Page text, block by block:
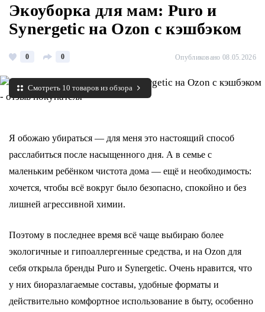
Экоуборка для мам: Puro и
Synergetic на Ozon с кэшбэком
0 0 Опубликовано 08.05.2026
Смотреть 10 товаров из обзора
Я обожаю убираться — для меня это настоящий способ
расслабиться после насыщенного дня. А в семье с
маленьким ребёнком чистота дома — ещё и необходимость:
хочется, чтобы всё вокруг было безопасно, спокойно и без
лишней агрессивной химии.
Поэтому в последнее время всё чаще выбираю более
экологичные и гипоаллергенные средства, и на Ozon для
себя открыла бренды Puro и Synergetic. Очень нравится, что
у них биоразлагаемые составы, удобные форматы и
действительно комфортное использование в быту, особенно